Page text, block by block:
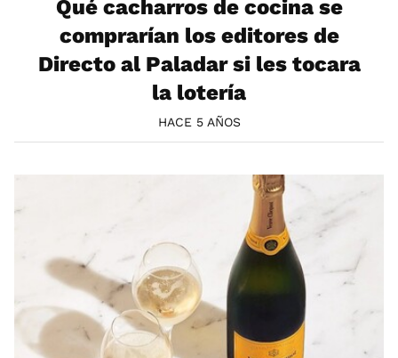
Qué cacharros de cocina se
comprarían los editores de
Directo al Paladar si les tocara
la lotería
HACE 5 AÑOS